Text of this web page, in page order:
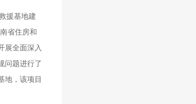
援基地建
省住房和
展全面深入
问题进行了
地，该项目